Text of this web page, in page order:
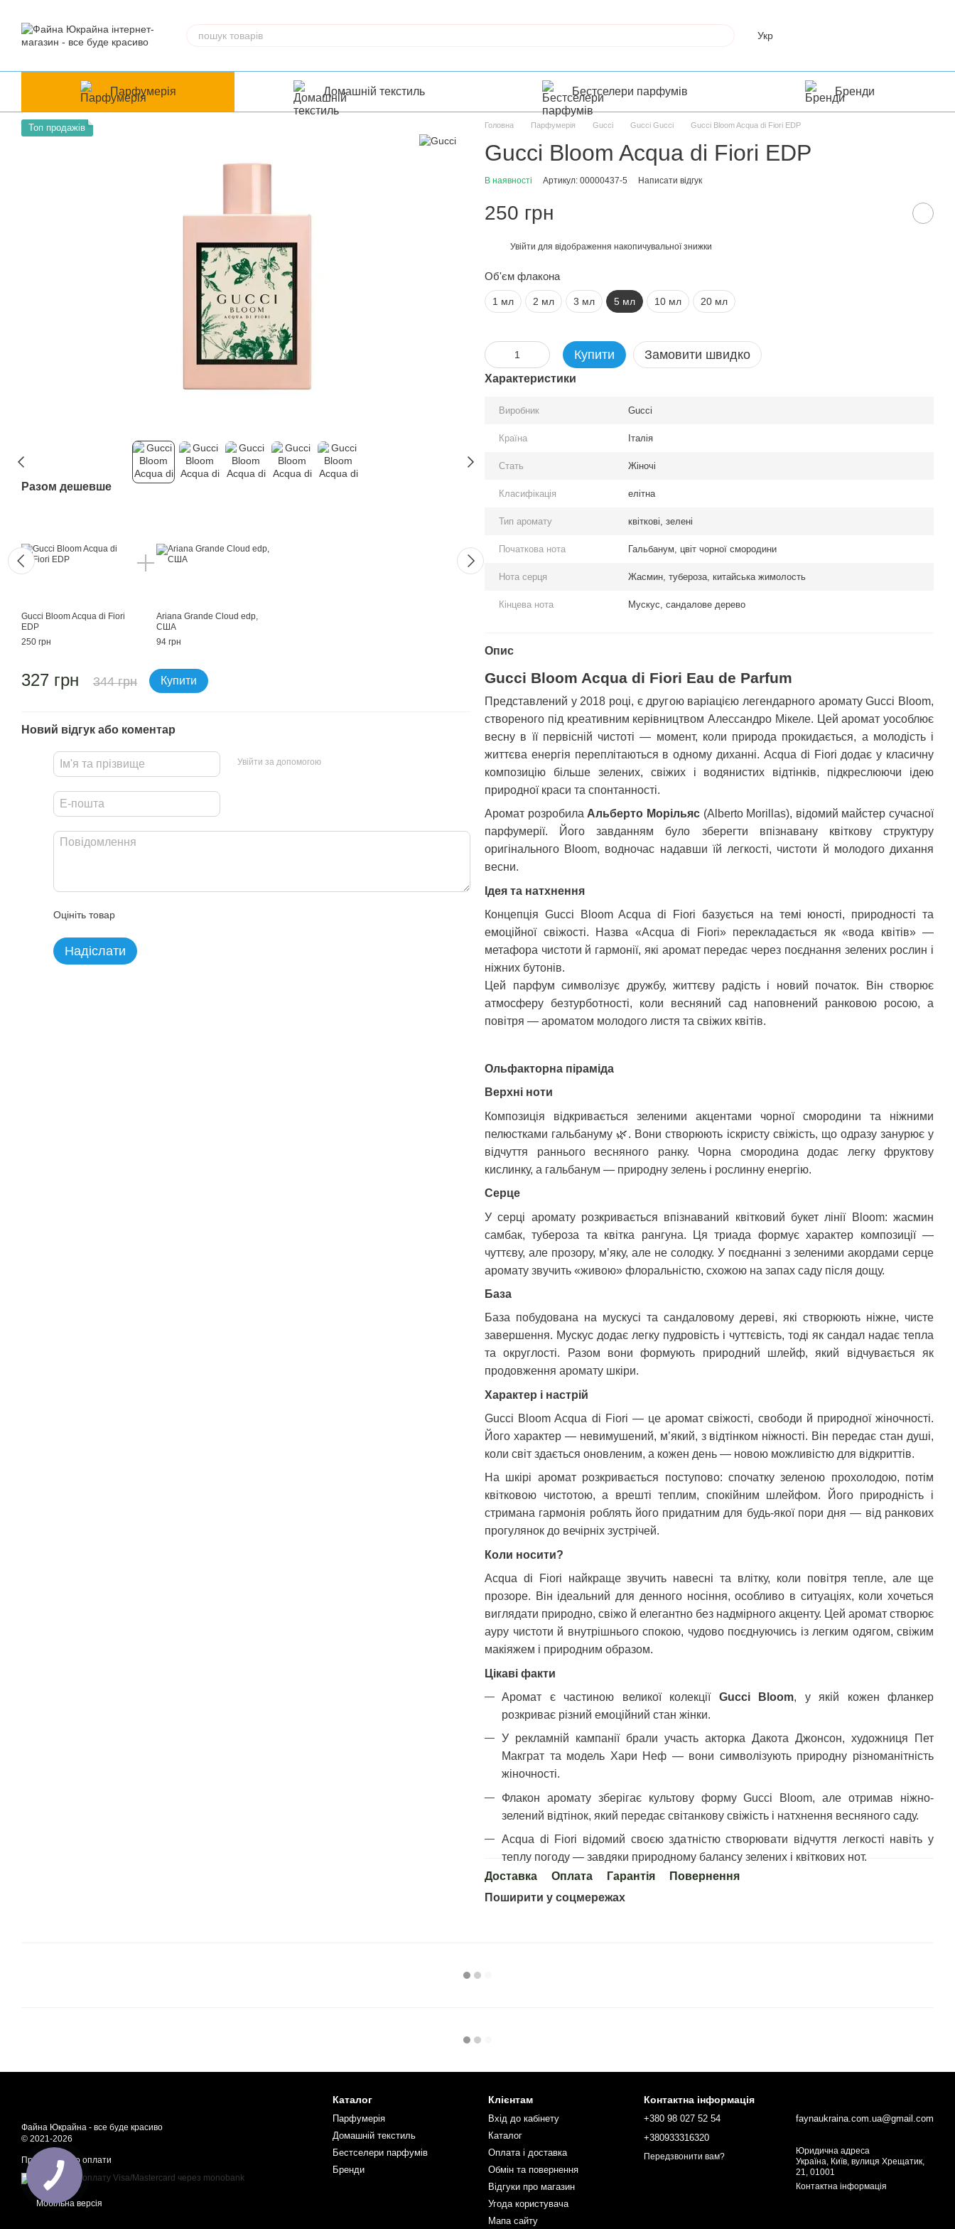
Укр
Парфумерія Домашній текстиль Бестселери парфумів Бренди
Топ продажів
Разом дешевше
Gucci Bloom Acqua di Fiori
EDP
250 грн
Ariana Grande Cloud edp,
США
94 грн
327 грн 344 грн Купити 614 грн 646 грн Купити
Новий відгук або коментар
Увійти за допомогою
Оцініть товар
Надіслати
Головна Парфумерія Gucci Gucci Gucci Gucci Bloom Acqua di Fiori EDP
Gucci Bloom Acqua di Fiori EDP
В наявності Артикул: 00000437-5 Написати відгук
250 грн
Увійти для відображення накопичувальної знижки
Об'єм флакона
1 мл 2 мл 3 мл 5 мл 10 мл 20 мл
Купити Замовити швидко
Характеристики
Виробник Gucci
Країна Італія
Стать Жіночі
Класифікація елітна
Тип аромату квіткові, зелені
Початкова нота Гальбанум, цвіт чорної смородини
Нота серця Жасмин, тубероза, китайська жимолость
Кінцева нота Мускус, сандалове дерево
Опис
Gucci Bloom Acqua di Fiori Eau de Parfum
Представлений у 2018 році, є другою варіацією легендарного аромату Gucci Bloom,
створеного під креативним керівництвом Алессандро Мікеле. Цей аромат уособлює
весну в її первісній чистоті — момент, коли природа прокидається, а молодість і
життєва енергія переплітаються в одному диханні. Acqua di Fiori додає у класичну
композицію більше зелених, свіжих і водянистих відтінків, підкреслюючи ідею
природної краси та спонтанності.
Аромат розробила Альберто Морільяс(Alberto Morillas), відомий майстер сучасної
парфумерії. Його завданням було зберегти впізнавану квіткову структуру
оригінального Bloom, водночас надавши їй легкості, чистоти й молодого дихання
весни.
Ідея та натхнення
Концепція Gucci Bloom Acqua di Fiori базується на темі юності, природності та
емоційної свіжості. Назва «Acqua di Fiori» перекладається як «вода квітів» —
метафора чистоти й гармонії, які аромат передає через поєднання зелених рослин і
ніжних бутонів.
Цей парфум символізує дружбу, життєву радість і новий початок. Він створює
атмосферу безтурботності, коли весняний сад наповнений ранковою росою, а
повітря — ароматом молодого листя та свіжих квітів.
Ольфакторна піраміда
Верхні ноти
Композиція відкривається зеленими акцентами чорної смородини та ніжними
пелюстками гальбануму 🌿. Вони створюють іскристу свіжість, що одразу занурює у
відчуття раннього весняного ранку. Чорна смородина додає легку фруктову
кислинку, а гальбанум — природну зелень і рослинну енергію.
Серце
У серці аромату розкривається впізнаваний квітковий букет лінії Bloom: жасмин
самбак, тубероза та квітка рангуна. Ця триада формує характер композиції —
чуттєву, але прозору, м’яку, але не солодку. У поєднанні з зеленими акордами серце
аромату звучить «живою» флоральністю, схожою на запах саду після дощу.
База
База побудована на мускусі та сандаловому дереві, які створюють ніжне, чисте
завершення. Мускус додає легку пудровість і чуттєвість, тоді як сандал надає тепла
та округлості. Разом вони формують природний шлейф, який відчувається як
продовження аромату шкіри.
Характер і настрій
Gucci Bloom Acqua di Fiori — це аромат свіжості, свободи й природної жіночності.
Його характер — невимушений, м’який, з відтінком ніжності. Він передає стан душі,
коли світ здається оновленим, а кожен день — новою можливістю для відкриттів.
На шкірі аромат розкривається поступово: спочатку зеленою прохолодою, потім
квітковою чистотою, а врешті теплим, спокійним шлейфом. Його природність і
стримана гармонія роблять його придатним для будь-якої пори дня — від ранкових
прогулянок до вечірніх зустрічей.
Коли носити?
Acqua di Fiori найкраще звучить навесні та влітку, коли повітря тепле, але ще
прозоре. Він ідеальний для денного носіння, особливо в ситуаціях, коли хочеться
виглядати природно, свіжо й елегантно без надмірного акценту. Цей аромат створює
ауру чистоти й внутрішнього спокою, чудово поєднуючись із легким одягом, свіжим
макіяжем і природним образом.
Цікаві факти
Аромат є частиною великої колекції Gucci Bloom, у якій кожен фланкер
розкриває різний емоційний стан жінки.
У рекламній кампанії брали участь акторка Дакота Джонсон, художниця Пет
Макграт та модель Хари Неф — вони символізують природну різноманітність
жіночності.
Флакон аромату зберігає культову форму Gucci Bloom, але отримав ніжно-
зелений відтінок, який передає світанкову свіжість і натхнення весняного саду.
Acqua di Fiori відомий своєю здатністю створювати відчуття легкості навіть у
теплу погоду — завдяки природному балансу зелених і квіткових нот.
Доставка
Оплата Гарантія
Повернення
Поширити у соцмережах
Файна Юкрайна - все буде красиво
© 2021-2026
Приймаємо до оплати
Мобільна версія
Каталог
Парфумерія
Домашній текстиль
Бестселери парфумів
Бренди
Клієнтам
Вхід до кабінету
Каталог
Оплата і доставка
Обмін та повернення
Відгуки про магазин
Угода користувача
Мапа сайту
Контактна інформація
+380 98 027 52 54
+380933316320
Передзвонити вам?
faynaukraina.com.ua@gmail.com
Юридична адреса
Україна, Київ, вулиця Хрещатик,
21, 01001
Контактна інформація